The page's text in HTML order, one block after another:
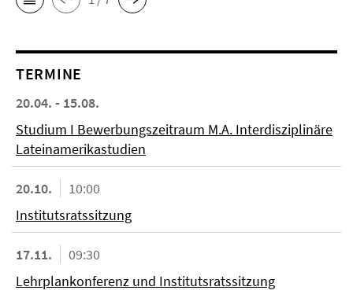
TERMINE
20.04. - 15.08.
Studium I Bewerbungszeitraum M.A. Interdisziplinäre
Lateinamerikastudien
20.10.
10:00
Institutsratssitzung
17.11.
09:30
Lehrplankonferenz und Institutsratssitzung